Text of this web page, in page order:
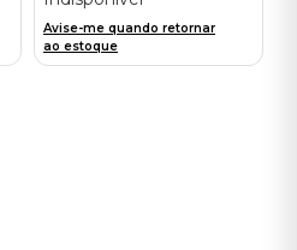
Avise-me quando retornar
ao estoque